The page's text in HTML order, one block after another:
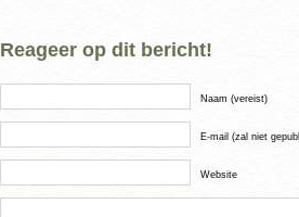
Reageer op dit bericht!
Naam (vereist)
E-mail (zal niet
Website